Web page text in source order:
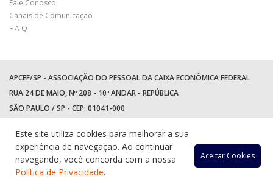
Fale Conosco
Canais de Comunicação
F A Q
APCEF/SP - ASSOCIAÇÃO DO PESSOAL DA CAIXA ECONÔMICA FEDERAL
RUA 24 DE MAIO, Nº 208 - 10º ANDAR - REPÚBLICA
SÃO PAULO / SP - CEP: 01041-000
WhatsApp: (11) 94597-5758
Acessar
Acessar
Este site utiliza cookies para melhorar a sua
experiência de navegação. Ao continuar
navegando, você concorda com a nossa
Política de Privacidade.
Aceitar Cookies